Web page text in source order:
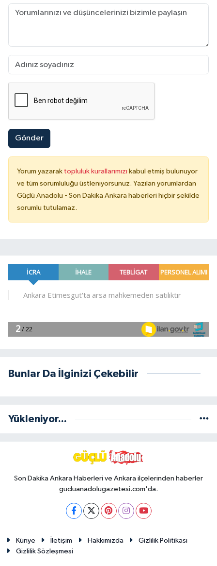
Gönder
Yorum yazarak topluluk kurallarımızı kabul etmiş bulunuyor
ve tüm sorumluluğu üstleniyorsunuz. Yazılan yorumlardan
Güçlü Anadolu - Son Dakika Ankara haberleri hiçbir şekilde
sorumlu tutulamaz.
Bunlar Da İlginizi Çekebilir
Yükleniyor...
Son Dakika Ankara Haberleri ve Ankara ilçelerinden haberler
gucluanadolugazetesi.com'da.
Künye İletişim Hakkımızda
Gizlilik Politikası
Gizlilik Sözleşmesi